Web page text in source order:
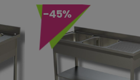
-45%